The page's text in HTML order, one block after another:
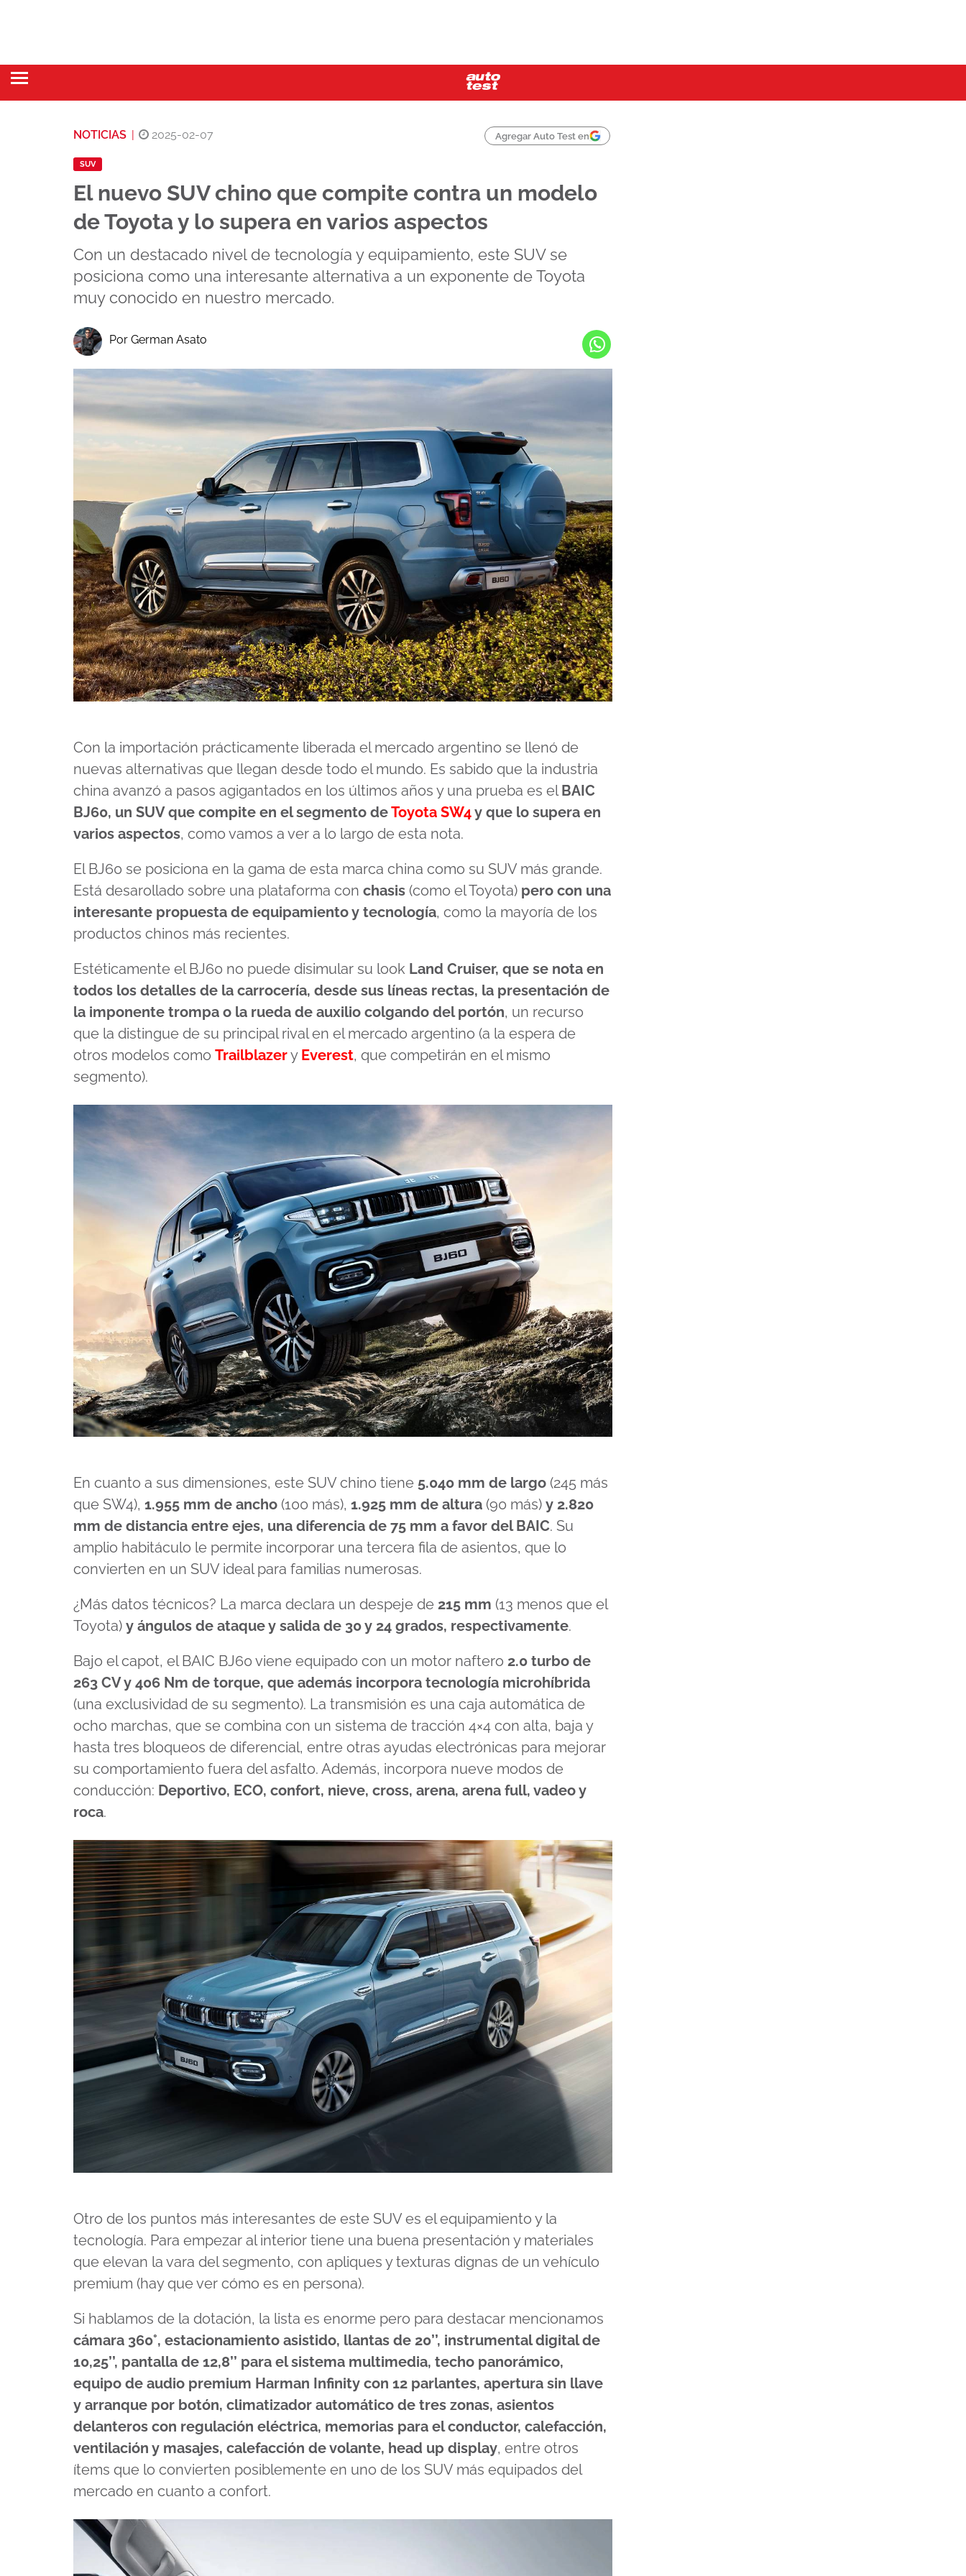
NOTICIAS 2025-02-07 Agregar Auto Test en
SUV
El nuevo SUV chino que compite contra un modelo
de Toyota y lo supera en varios aspectos
Con un destacado nivel de tecnología y equipamiento, este SUV se
posiciona como una interesante alternativa a un exponente de Toyota
muy conocido en nuestro mercado.
Por German Asato
Con la importación prácticamente liberada el mercado argentino se llenó de
nuevas alternativas que llegan desde todo el mundo. Es sabido que la industria
china avanzó a pasos agigantados en los últimos años y una prueba es elBAIC
BJ60, un SUV que compite en el segmento deToyota SW4y que lo supera en
varios aspectos, como vamos a ver a lo largo de esta nota.
El BJ60 se posiciona en la gama de esta marca china como su SUV más grande.
Está desarollado sobre una plataforma con chasis (como el Toyota) pero con una
interesante propuesta de equipamiento y tecnología, como la mayoría de los
productos chinos más recientes.
Estéticamente el BJ60 no puede disimular su look Land Cruiser, que se nota en
todos los detalles de la carrocería, desde sus líneas rectas, la presentación de
la imponente trompa o la rueda de auxilio colgando del portón, un recurso
que la distingue de su principal rival en el mercado argentino (a la espera de
otros modelos como Trailblazery Everest, que competirán en el mismo
segmento).
En cuanto a sus dimensiones, este SUV chino tiene 5.040 mm de largo (245 más
que SW4), 1.955 mm de ancho (100 más), 1.925 mm de altura (90 más) y 2.820
mm de distancia entre ejes, una diferencia de 75 mm a favor del BAIC. Su
amplio habitáculo le permite incorporar una tercera fila de asientos, que lo
convierten en un SUV ideal para familias numerosas.
¿Más datos técnicos? La marca declara un despeje de 215 mm (13 menos que el
Toyota) y ángulos de ataque y salida de 30 y 24 grados, respectivamente.
Bajo el capot, el BAIC BJ60 viene equipado con un motor naftero 2.0 turbo de
263 CV y 406 Nm de torque, que además incorpora tecnología microhíbrida
(una exclusividad de su segmento). La transmisión es una caja automática de
ocho marchas, que se combina con un sistema de tracción 4×4 con alta, baja y
hasta tres bloqueos de diferencial, entre otras ayudas electrónicas para mejorar
su comportamiento fuera del asfalto. Además, incorpora nueve modos de
conducción: Deportivo, ECO, confort, nieve, cross, arena, arena full, vadeo y
roca.
Otro de los puntos más interesantes de este SUV es el equipamiento y la
tecnología. Para empezar al interior tiene una buena presentación y materiales
que elevan la vara del segmento, con apliques y texturas dignas de un vehículo
premium (hay que ver cómo es en persona).
Si hablamos de la dotación, la lista es enorme pero para destacar mencionamos
cámara 360°, estacionamiento asistido, llantas de 20’’, instrumental digital de
10,25’’, pantalla de 12,8’’ para el sistema multimedia, techo panorámico,
equipo de audio premium Harman Infinity con 12 parlantes, apertura sin llave
y arranque por botón, climatizador automático de tres zonas, asientos
delanteros con regulación eléctrica, memorias para el conductor, calefacción,
ventilación y masajes, calefacción de volante, head up display, entre otros
ítems que lo convierten posiblemente en uno de los SUV más equipados del
mercado en cuanto a confort.